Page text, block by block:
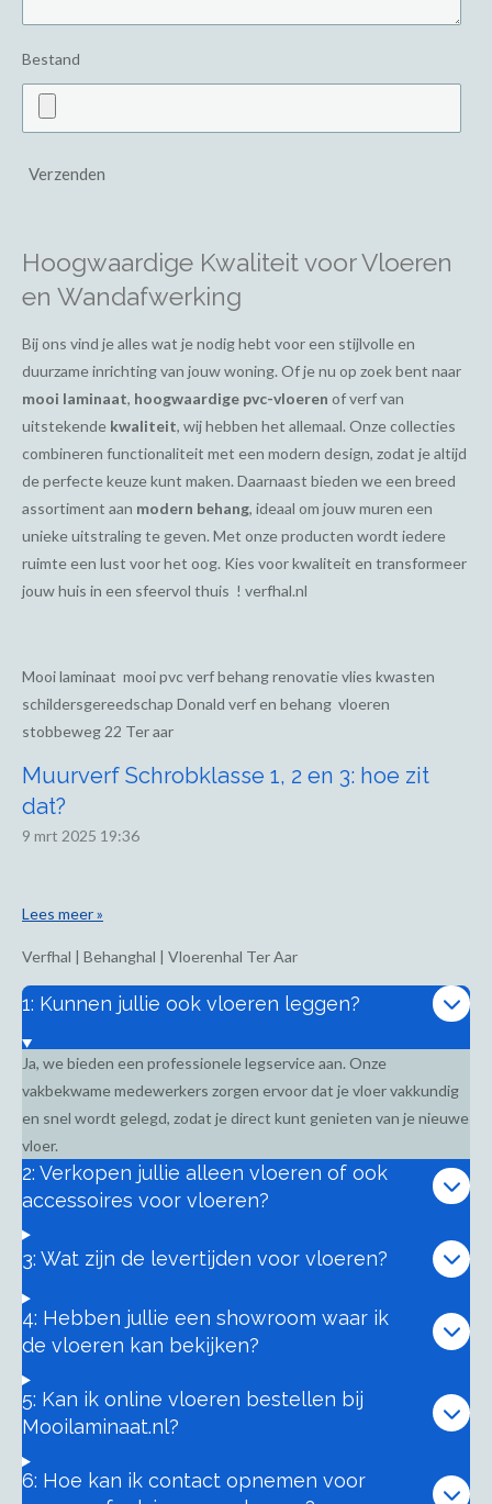
Bestand
Verzenden
Hoogwaardige Kwaliteit voor Vloeren
en Wandafwerking
Bij ons vind je alles wat je nodig hebt voor een stijlvolle en
duurzame inrichting van jouw woning. Of je nu op zoek bent naar
mooi laminaat, hoogwaardige pvc-vloeren of verf van
uitstekende kwaliteit, wij hebben het allemaal. Onze collecties
combineren functionaliteit met een modern design, zodat je altijd
de perfecte keuze kunt maken. Daarnaast bieden we een breed
assortiment aan modern behang, ideaal om jouw muren een
unieke uitstraling te geven. Met onze producten wordt iedere
ruimte een lust voor het oog. Kies voor kwaliteit en transformeer
jouw huis in een sfeervol thuis ! verfhal.nl
Mooi laminaat mooi pvc verf behang renovatie vlies kwasten
schildersgereedschap Donald verf en behang vloeren
stobbeweg 22 Ter aar
Muurverf Schrobklasse 1, 2 en 3: hoe zit
dat?
9 mrt 2025 19:36
Lees meer »
Verfhal | Behanghal | Vloerenhal Ter Aar
1: Kunnen jullie ook vloeren leggen?
Ja, we bieden een professionele legservice aan. Onze
vakbekwame medewerkers zorgen ervoor dat je vloer vakkundig
en snel wordt gelegd, zodat je direct kunt genieten van je nieuwe
vloer.
2: Verkopen jullie alleen vloeren of ook
accessoires voor vloeren?
3: Wat zijn de levertijden voor vloeren?
4: Hebben jullie een showroom waar ik
de vloeren kan bekijken?
5: Kan ik online vloeren bestellen bij
Mooilaminaat.nl?
6: Hoe kan ik contact opnemen voor